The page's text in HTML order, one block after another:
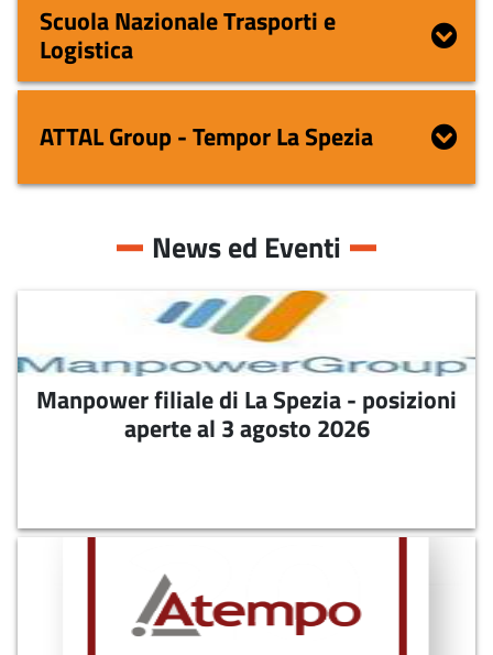
Scuola Nazionale Trasporti e
Logistica
ATTAL Group - Tempor La Spezia
News ed Eventi
Manpower filiale di La Spezia - posizioni
aperte al 3 agosto 2026
Manpower filiale di La Spezia -
posizioni aperte al 3 agosto 2026
07-08-2026
Atempo S.p.A filiale di La Spezia -
ricerche attive al 3 agosto 2026 -
Addetto/a al Ricevimento – Struttura